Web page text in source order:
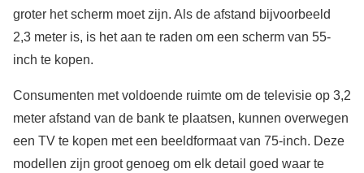
groter het scherm moet zijn. Als de afstand bijvoorbeeld
2,3 meter is, is het aan te raden om een scherm van 55-
inch te kopen.
Consumenten met voldoende ruimte om de televisie op 3,2
meter afstand van de bank te plaatsen, kunnen overwegen
een TV te kopen met een beeldformaat van 75-inch. Deze
modellen zijn groot genoeg om elk detail goed waar te